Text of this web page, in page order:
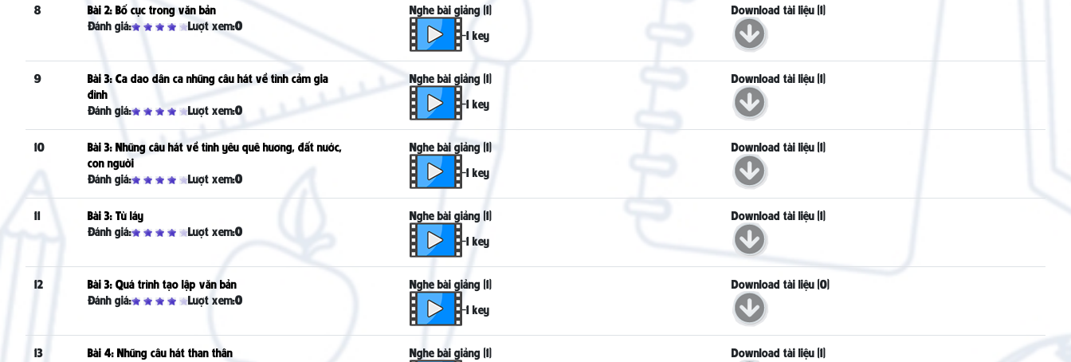
8
Bài 2: Bố cục trong văn bản
Đánh giá:
Lượt xem:0
Nghe bài giảng (1)
-1 key
Download tài liệu (1)
9
Bài 3: Ca dao dân ca những câu hát về tình cảm gia
đình
Đánh giá:
Lượt xem:0
Nghe bài giảng (1)
-1 key
Download tài liệu (1)
10
Bài 3: Những câu hát về tình yêu quê hương, đất nước,
con người
Đánh giá:
Lượt xem:0
Nghe bài giảng (1)
-1 key
Download tài liệu (1)
11
Bài 3: Từ láy
Đánh giá:
Lượt xem:0
Nghe bài giảng (1)
-1 key
Download tài liệu (1)
12
Bài 3: Quá trình tạo lập văn bản
Đánh giá:
Lượt xem:0
Nghe bài giảng (1)
-1 key
Download tài liệu (0)
13
Bài 4: Những câu hát than thân
Nghe bài giảng (1)
Download tài liệu (1)